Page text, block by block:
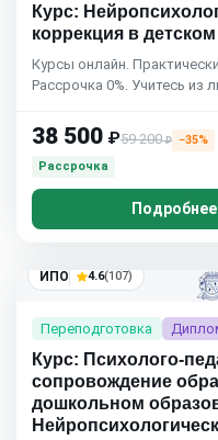
Курс:
коррекция в
Курсы онлайн.
Рассрочка 0%. Учитесь из
38 500 ₽59 200₽
−35%
Рассрочка
Подробнее
ИПО 4.6(107)
Переподготовка
Курс: Психолого-
сопровождение
дошкольном